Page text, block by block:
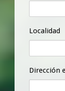
Localidad
Dirección